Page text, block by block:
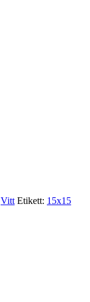
Vitt Etikett: 15x15